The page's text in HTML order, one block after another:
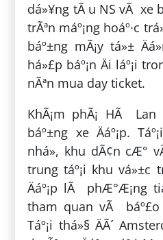
dá»¥ng tÃ u NS vÃ xe
trÃªn máº¡ng hoáº·c
báº±ng mÃ¡y tá»±
há»£p báº¡n Äi láº¡i
nÃªn mua day ticket.
KhÃ¡m phÃ¡ HÃ Lan
báº±ng xe Äáº¡p.
nhá», khu dÃ¢n cÆ°
trung táº¡i khu vá»±c
Äáº¡p lÃ phÆ°Æ¡ng
tham quan vÃ báº£o
Táº¡i thá»§ ÄÃ´